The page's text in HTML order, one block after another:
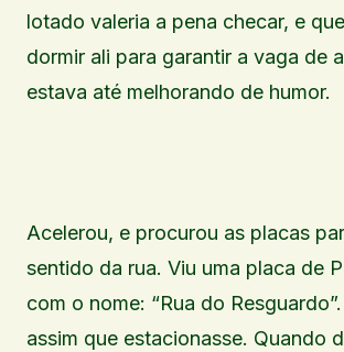
lotado valeria a pena checar, e
dormir ali para garantir a vaga de
estava até melhorando de humor.
Acelerou, e procurou as placas
sentido da rua. Viu uma placa de
com o nome: “Rua do
assim que estacionasse. Quando